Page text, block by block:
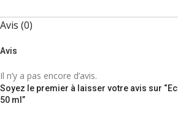
Avis (0)
Avis
Il n’y a pas encore d’avis.
Soyez le premier à laisser votre avis sur
50 ml”